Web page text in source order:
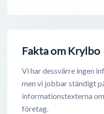
Fakta om Krylbo
Vi har dessvärre ingen
men vi jobbar ständigt
informationstexterna
företag.